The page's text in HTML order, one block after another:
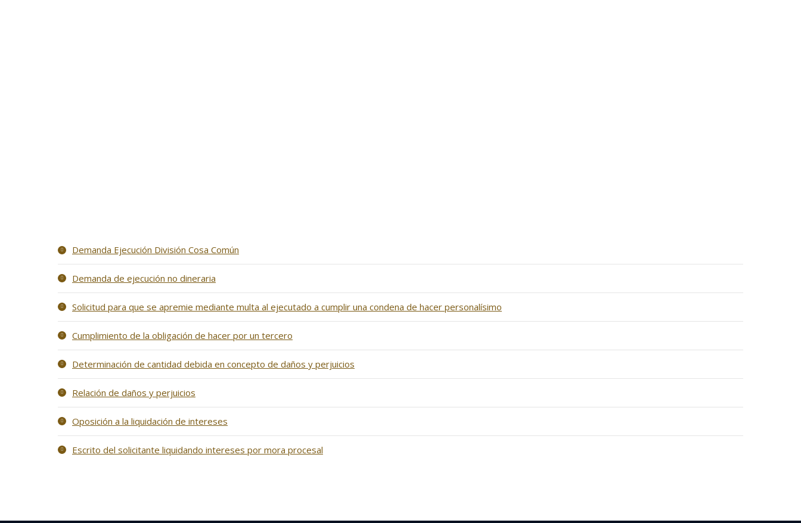
Demanda Ejecución División Cosa Común
Demanda de ejecución no dineraria
Solicitud para que se apremie mediante multa al ejecutado a cumplir una condena de hacer personalísimo
Cumplimiento de la obligación de hacer por un tercero
Determinación de cantidad debida en concepto de daños y perjuicios
Relación de daños y perjuicios
Oposición a la liquidación de intereses
Escrito del solicitante liquidando intereses por mora procesal